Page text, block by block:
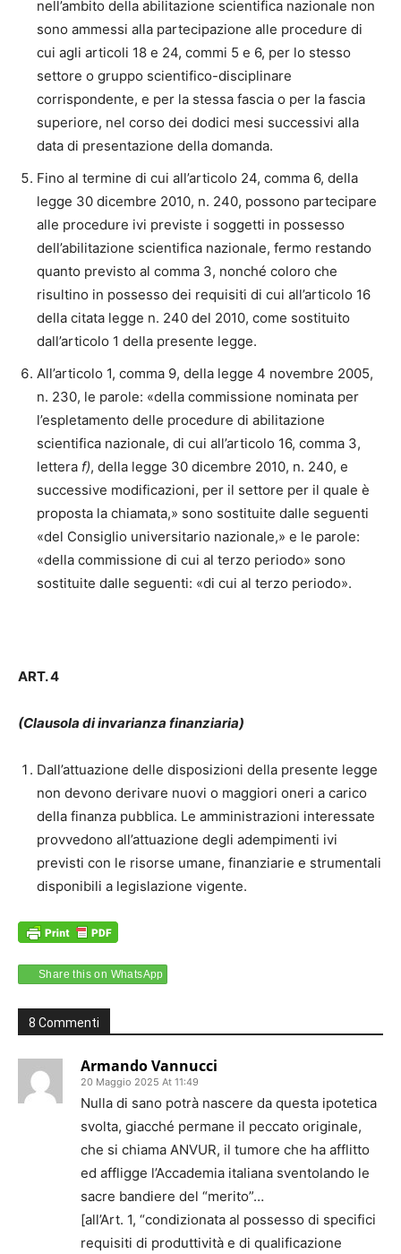
nell’ambito della abilitazione scientifica nazionale non
sono ammessi alla partecipazione alle procedure di
cui agli articoli 18 e 24, commi 5 e 6, per lo stesso
settore o gruppo scientifico-disciplinare
corrispondente, e per la stessa fascia o per la fascia
superiore, nel corso dei dodici mesi successivi alla
data di presentazione della domanda.
Fino al termine di cui all’articolo 24, comma 6, della
legge 30 dicembre 2010, n. 240, possono partecipare
alle procedure ivi previste i soggetti in possesso
dell’abilitazione scientifica nazionale, fermo restando
quanto previsto al comma 3, nonché coloro che
risultino in possesso dei requisiti di cui all’articolo 16
della citata legge n. 240 del 2010, come sostituito
dall’articolo 1 della presente legge.
All’articolo 1, comma 9, della legge 4 novembre 2005,
n. 230, le parole: «della commissione nominata per
l’espletamento delle procedure di abilitazione
scientifica nazionale, di cui all’articolo 16, comma 3,
lettera f), della legge 30 dicembre 2010, n. 240, e
successive modificazioni, per il settore per il quale è
proposta la chiamata,» sono sostituite dalle seguenti
«del Consiglio universitario nazionale,» e le parole:
«della commissione di cui al terzo periodo» sono
sostituite dalle seguenti: «di cui al terzo periodo».
ART. 4
(Clausola di invarianza finanziaria)
Dall’attuazione delle disposizioni della presente legge
non devono derivare nuovi o maggiori oneri a carico
della finanza pubblica. Le amministrazioni interessate
provvedono all’attuazione degli adempimenti ivi
previsti con le risorse umane, finanziarie e strumentali
disponibili a legislazione vigente.
Share this on WhatsApp
8 Commenti
Armando Vannucci
20 Maggio 2025 At 11:49
Nulla di sano potrà nascere da questa ipotetica
svolta, giacché permane il peccato originale,
che si chiama ANVUR, il tumore che ha afflitto
ed affligge l’Accademia italiana sventolando le
sacre bandiere del “merito”…
[all’Art. 1, “condizionata al possesso di specifici
requisiti di produttività e di qualificazione